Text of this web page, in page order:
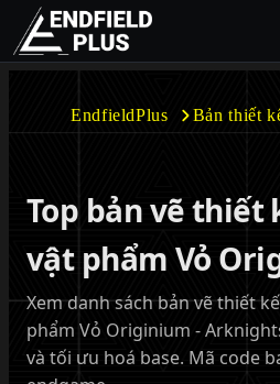
EndfieldPlus
menu con
EndfieldPlus Bản thiết
Top bản vẽ thiết
vật phẩm Vỏ
Xem danh sách bản vẽ thiết
phẩm Vỏ Originium -
và tối ưu hoá base. Mã code